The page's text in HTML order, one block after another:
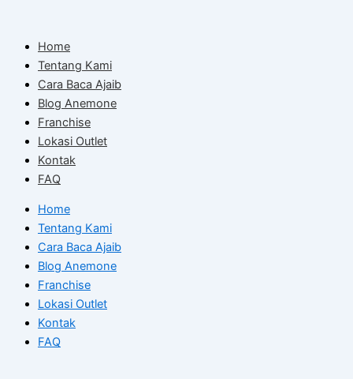
contentHome
Tentang Kami
Cara Baca Ajaib
Blog Anemone
Franchise
Lokasi Outlet
Kontak
FAQ
Home
Tentang Kami
Cara Baca Ajaib
Blog Anemone
Franchise
Lokasi Outlet
Kontak
FAQ